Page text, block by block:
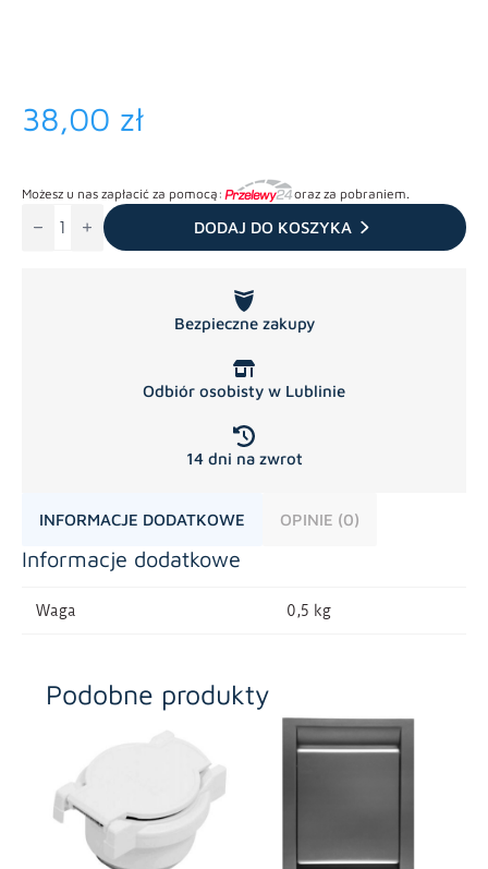
38,00 zł
Możesz u nas zapłacić za pomocą: oraz za pobraniem.
Rura
teleskopowa
DODAJ DO KOSZYKA
Bezpieczne zakupy
Odbiór osobisty w Lublinie
14 dni na zwrot
INFORMACJE DODATKOWE OPINIE (0)
Informacje dodatkowe
Waga 0,5 kg
Podobne produkty